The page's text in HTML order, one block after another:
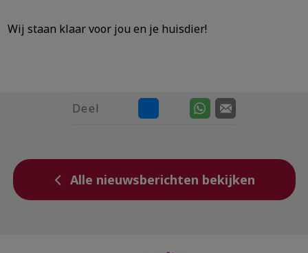
Wij staan klaar voor jou en je huisdier!
Deel
Alle nieuwsberichten bekijken